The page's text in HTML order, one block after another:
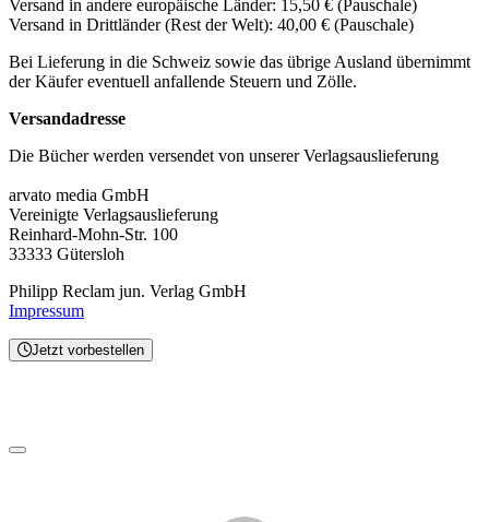
Versand in andere europäische Länder: 15,50 € (Pauschale)
Versand in Drittländer (Rest der Welt): 40,00 € (Pauschale)
Bei Lieferung in die Schweiz sowie das übrige Ausland übernimmt
der Käufer eventuell anfallende Steuern und Zölle.
Versandadresse
Die Bücher werden versendet von unserer Verlagsauslieferung
arvato media GmbH
Vereinigte Verlagsauslieferung
Reinhard-Mohn-Str. 100
33333 Gütersloh
Philipp Reclam jun. Verlag GmbH
Impressum
Jetzt vorbestellen